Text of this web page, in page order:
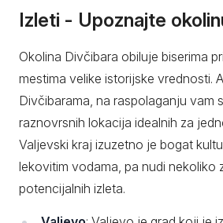
Izleti - Upoznajte
Okolina Divčibara obiluje biserima
mestima velike istorijske vrednosti.
Divčibarama, na raspolaganju vam
raznovrsnih lokacija idealnih za
Valjevski kraj izuzetno je bogat
lekovitim vodama, pa nudi nekoliko
potencijalnih izleta.